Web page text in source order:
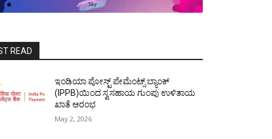
READ
ಇಂಡಿಯಾ ಪೋಸ್ಟ್ ಪೇಮೆಂಟ್ಸ್ ಬ್ಯಾಂಕ್
(IPPB)ಯಿಂದ ಸ್ವಸಹಾಯ ಗುಂಪು ಉಳಿತಾಯ
ಖಾತೆ ಆರಂಭ
May 2, 2026